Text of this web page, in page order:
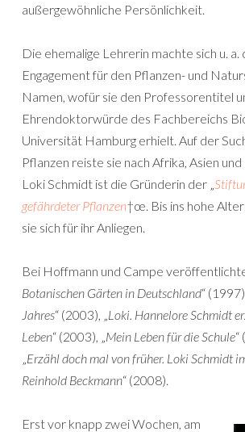
außergewöhnliche Persönlichkeit.
Die ehemalige Lehrerin machte sich u. a.
Engagement für den Pflanzen- und
Namen, wofür sie den Professorentitel
Ehrendoktorwürde des Fachbereichs
Universität Hamburg erhielt. Auf der
Pflanzen reiste sie nach Afrika, Asien
Loki Schmidt ist die Gründerin der „
gefährdeter Pflanzen†œ. Bis ins hohe
sie sich für ihr Anliegen.
Bei Hoffmann und Campe
Botanischen Gärten in Deutschland“
Jahres“ (2003), „Loki. Hannelore Schmidt
Leben“ (2003), „Mein Leben für die Schule“
„Erzähl doch mal von früher. Loki Schmidt
Reinhold Beckmann“ (2008).
Erst vor knapp zwei Wochen, am